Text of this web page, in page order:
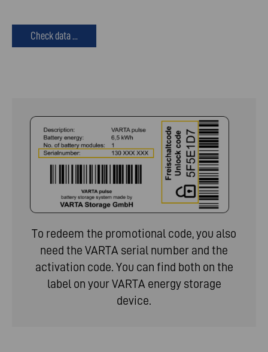
Check data ...
To redeem the promotional code, you also
need the VARTA serial number and the
activation code. You can find both on the
label on your VARTA energy storage
device.